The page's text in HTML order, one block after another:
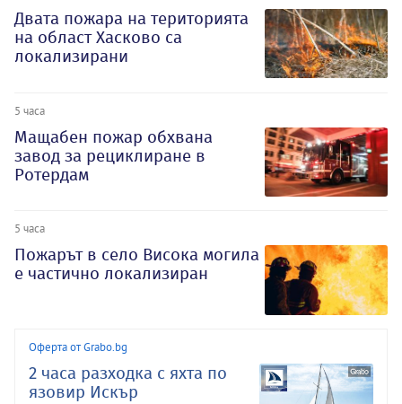
Двата пожара на територията
на област Хасково са
локализирани
5 часа
Мащабен пожар обхвана
завод за рециклиране в
Ротердам
5 часа
Пожарът в село Висока могила
е частично локализиран
Оферта от Grabo.bg
2 часа разходка с яхта по
язовир Искър